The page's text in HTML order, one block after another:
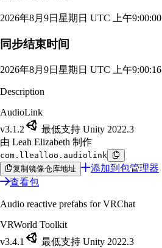
2026年8月9日星期日 UTC 上午9:00:00
同步结束时间
2026年8月9日星期日 UTC 上午9:00:16
Description
AudioLink
v3.1.2
最低支持 Unity 2022.3
由 Leah Elizabeth 制作
com.llealloo.audiolink
复制镜像仓库地址
添加到包管理器
查看包
Audio reactive prefabs for VRChat
VRWorld Toolkit
v3.4.1
最低支持 Unity 2022.3